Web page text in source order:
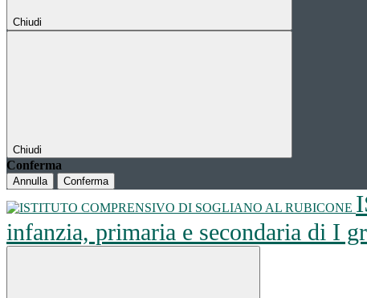
Chiudi
Chiudi
Conferma
Annulla Conferma
infanzia, primaria e secondaria di I